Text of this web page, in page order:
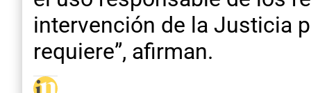
intervención de la Justicia
requiere”, afirman.